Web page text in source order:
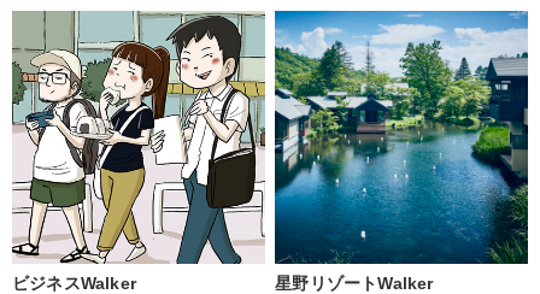
ビジネスWalker 星野リゾートWalker